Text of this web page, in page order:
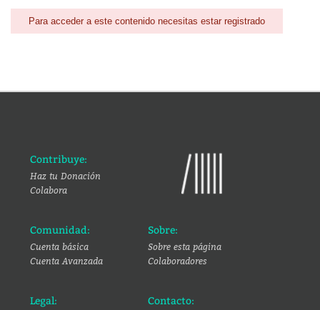
Para acceder a este contenido necesitas estar registrado
Contribuye:
Haz tu Donación
Colabora
Comunidad:
Cuenta básica
Cuenta Avanzada
Sobre:
Sobre esta página
Colaboradores
Legal: Contacto: